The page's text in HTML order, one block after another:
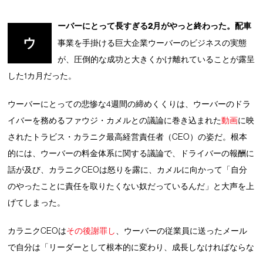
ウ
ーバーにとって長すぎる2月がやっと終わった。配車
事業を手掛ける巨大企業ウーバーのビジネスの実態
が、圧倒的な成功と大きくかけ離れていることが露呈
した1カ月だった。
ウーバーにとっての悲惨な4週間の締めくくりは、ウーバーのドラ
イバーを務めるファウジ・カメルとの議論に巻き込まれた動画に映
されたトラビス・カラニク最高経営責任者（CEO）の姿だ。根本
的には、ウーバーの料金体系に関する議論で、ドライバーの報酬に
話が及び、カラニクCEOは怒りを露に、カメルに向かって「自分
のやったことに責任を取りたくない奴だっているんだ」と大声を上
げてしまった。
カラニクCEOはその後謝罪し、ウーバーの従業員に送ったメール
で自分は「リーダーとして根本的に変わり、成長しなければならな